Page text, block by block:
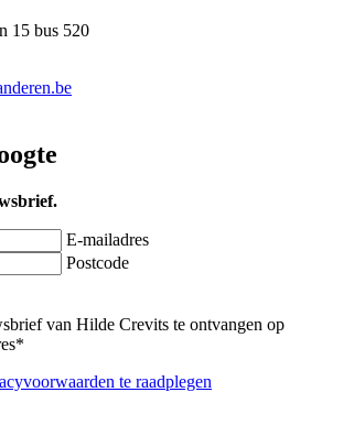
15 bus 520
E-mailadres
Postcode
van Hilde Crevits te ontvangen op
te raadplegen